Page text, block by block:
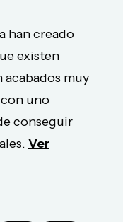
han creado
existen
muy
uno
conseguir
Ver